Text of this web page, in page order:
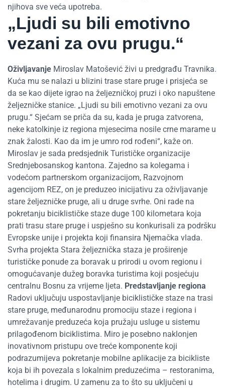
njihova sve veća upotreba.
„Ljudi su bili emotivno
vezani za ovu prugu.“
Oživljavanje Miroslav Matošević živi u predgrađu Travnika.
Kuća mu se nalazi u blizini trase stare pruge i prisjeća se
da se kao dijete igrao na željezničkoj pruzi i oko napuštene
željezničke stanice. „Ljudi su bili emotivno vezani za ovu
prugu.“ Sjećam se priča da su, kada je pruga zatvorena,
neke katolkinje iz regiona mjesecima nosile crne marame u
znak žalosti. Kao da im je umro rod rođeni“, kaže on.
Miroslav je sada predsjednik Turističke organizacije
Srednjebosanskog kantona. Zajedno sa kolegama i
vodećom partnerskom organizacijom, Razvojnom
agencijom REZ, on je preduzeo inicijativu za oživljavanje
stare željezničke pruge, ali u druge svrhe. Oni rade na
pokretanju biciklističke staze duge 100 kilometara koja
prati trasu stare pruge i uspješno su konkurisali za podršku
Evropske unije i projekta koji finansira Njemačka vlada.
Svrha projekta Stara željeznička staza je proširenje
turističke ponude za boravak u prirodi u ovom regionu i
omogućavanje dužeg boravka turistima koji posjećuju
centralnu Bosnu za vrijeme ljeta. Predstavljanje regiona
Radovi uključuju uspostavljanje biciklističke staze na trasi
stare pruge, međunarodnu promociju staze i regiona i
umrežavanje preduzeća koja pružaju usluge u sistemu
prilagođenom biciklistima. Miro je posebno naklonjen
inovativnom pristupu ove treće komponente koji
podrazumijeva pokretanje mobilne aplikacije za bicikliste
koja bi ih povezala s lokalnim preduzećima – restoranima,
hotelima i drugim. U zamenu za to što su uključeni u